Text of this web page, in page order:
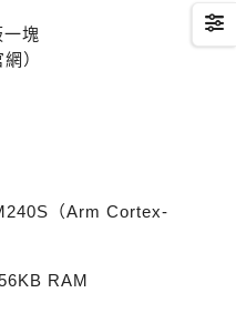
塊
）
（Arm Cortex-
RAM